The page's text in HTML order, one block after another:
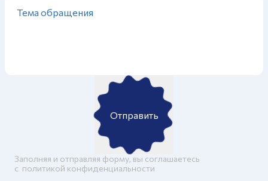
Отправить
Заполняя и отправляя форму, вы соглашаетесь
c политикой конфиденциальности